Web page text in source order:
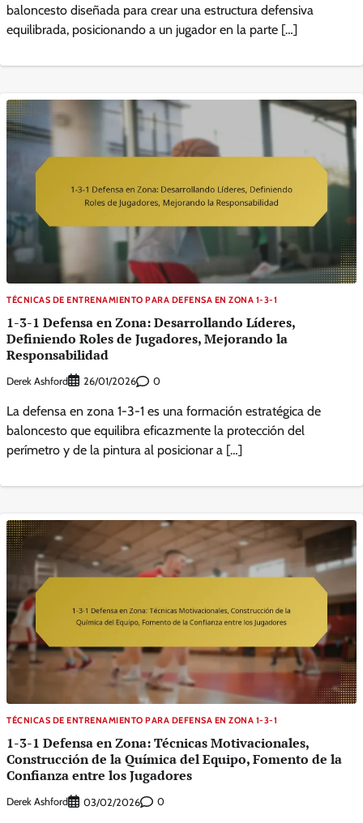
baloncesto diseñada para crear una estructura defensiva
equilibrada, posicionando a un jugador en la parte […]
TÉCNICAS DE ENTRENAMIENTO PARA DEFENSA EN ZONA 1-3-1
1-3-1 Defensa en Zona: Desarrollando Líderes,
Definiendo Roles de Jugadores, Mejorando la
Responsabilidad
Derek Ashford 26/01/2026 0
La defensa en zona 1-3-1 es una formación estratégica de
baloncesto que equilibra eficazmente la protección del
perímetro y de la pintura al posicionar a […]
TÉCNICAS DE ENTRENAMIENTO PARA DEFENSA EN ZONA 1-3-1
1-3-1 Defensa en Zona: Técnicas Motivacionales,
Construcción de la Química del Equipo, Fomento de la
Confianza entre los Jugadores
Derek Ashford 03/02/2026 0